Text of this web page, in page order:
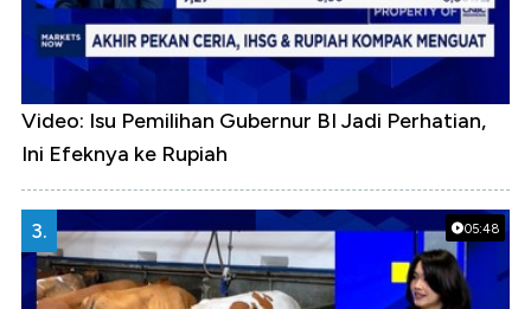
Video: Isu Pemilihan Gubernur BI Jadi Perhatian,
Ini Efeknya ke Rupiah
05:48
3.